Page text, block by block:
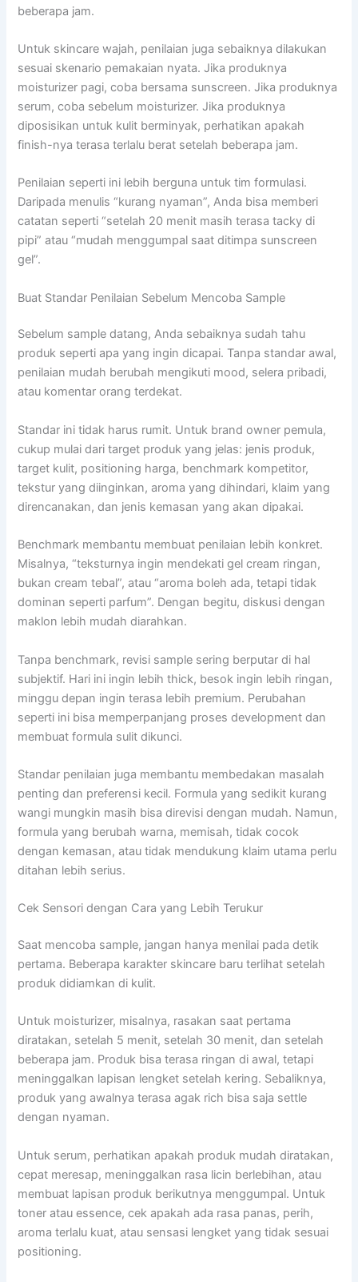
beberapa jam.
Untuk skincare wajah, penilaian juga sebaiknya dilakukan
sesuai skenario pemakaian nyata. Jika produknya
moisturizer pagi, coba bersama sunscreen. Jika produknya
serum, coba sebelum moisturizer. Jika produknya
diposisikan untuk kulit berminyak, perhatikan apakah
finish-nya terasa terlalu berat setelah beberapa jam.
Penilaian seperti ini lebih berguna untuk tim formulasi.
Daripada menulis “kurang nyaman”, Anda bisa memberi
catatan seperti “setelah 20 menit masih terasa tacky di
pipi” atau “mudah menggumpal saat ditimpa sunscreen
gel”.
Buat Standar Penilaian Sebelum Mencoba Sample
Sebelum sample datang, Anda sebaiknya sudah tahu
produk seperti apa yang ingin dicapai. Tanpa standar awal,
penilaian mudah berubah mengikuti mood, selera pribadi,
atau komentar orang terdekat.
Standar ini tidak harus rumit. Untuk brand owner pemula,
cukup mulai dari target produk yang jelas: jenis produk,
target kulit, positioning harga, benchmark kompetitor,
tekstur yang diinginkan, aroma yang dihindari, klaim yang
direncanakan, dan jenis kemasan yang akan dipakai.
Benchmark membantu membuat penilaian lebih konkret.
Misalnya, “teksturnya ingin mendekati gel cream ringan,
bukan cream tebal”, atau “aroma boleh ada, tetapi tidak
dominan seperti parfum”. Dengan begitu, diskusi dengan
maklon lebih mudah diarahkan.
Tanpa benchmark, revisi sample sering berputar di hal
subjektif. Hari ini ingin lebih thick, besok ingin lebih ringan,
minggu depan ingin terasa lebih premium. Perubahan
seperti ini bisa memperpanjang proses development dan
membuat formula sulit dikunci.
Standar penilaian juga membantu membedakan masalah
penting dan preferensi kecil. Formula yang sedikit kurang
wangi mungkin masih bisa direvisi dengan mudah. Namun,
formula yang berubah warna, memisah, tidak cocok
dengan kemasan, atau tidak mendukung klaim utama perlu
ditahan lebih serius.
Cek Sensori dengan Cara yang Lebih Terukur
Saat mencoba sample, jangan hanya menilai pada detik
pertama. Beberapa karakter skincare baru terlihat setelah
produk didiamkan di kulit.
Untuk moisturizer, misalnya, rasakan saat pertama
diratakan, setelah 5 menit, setelah 30 menit, dan setelah
beberapa jam. Produk bisa terasa ringan di awal, tetapi
meninggalkan lapisan lengket setelah kering. Sebaliknya,
produk yang awalnya terasa agak rich bisa saja settle
dengan nyaman.
Untuk serum, perhatikan apakah produk mudah diratakan,
cepat meresap, meninggalkan rasa licin berlebihan, atau
membuat lapisan produk berikutnya menggumpal. Untuk
toner atau essence, cek apakah ada rasa panas, perih,
aroma terlalu kuat, atau sensasi lengket yang tidak sesuai
positioning.